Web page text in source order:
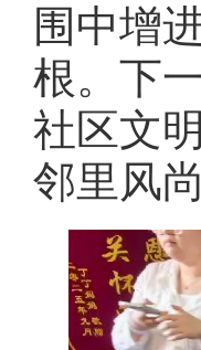
围中增
根。下
社区文
邻里风